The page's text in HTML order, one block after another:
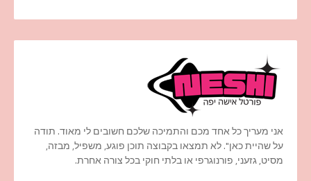
אני מעריך כל אחד מכם והתמיכה שלכם חשובים לי מאוד. תודה
על שהיית כאן". לא תמצאו בקבוצה תוכן פוגע, משפיל, מבזה,
מסיט, גזעני, פורנוגרפי או בלתי חוקי בכל צורה אחרת.